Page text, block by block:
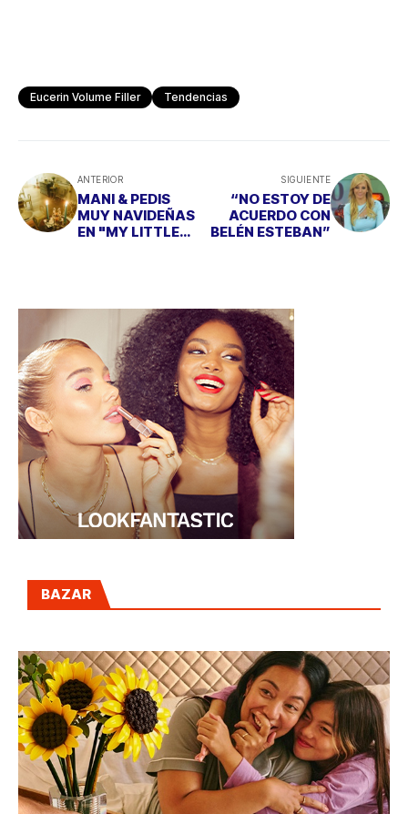
Eucerin Volume Filler Tendencias
ANTERIOR
MANI & PEDIS
MUY NAVIDEÑAS
EN "MY LITTLE
SIGUIENTE
“NO ESTOY DE
ACUERDO CON
BELÉN ESTEBAN”
BAZAR